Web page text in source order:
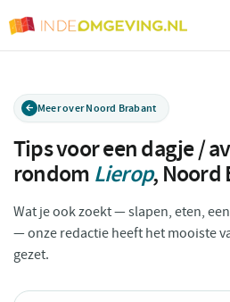
Meer over Noord Brabant
Tips voor een dagje /
rondom Lierop, Noord
Wat je ook zoekt — slapen, eten,
— onze redactie heeft het mooiste
gezet.